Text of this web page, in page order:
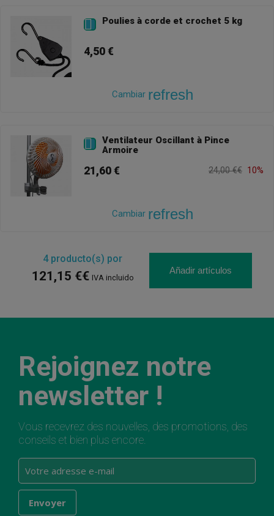
 Poulies à corde et crochet 5 kg
4,50 €
Cambiar refresh

Ventilateur Oscillant à Pince
Armoire
21,60 € 24,00 €€ 10%
Cambiar refresh
4producto(s) por
121,15 €€ IVA incluido
Añadir artículos
Rejoignez notre
newsletter !
Vous recevrez des nouvelles, des promotions, des
conseils et bien plus encore.